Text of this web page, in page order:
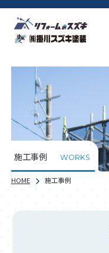
施工事例 WORKS
HOME 施工事例